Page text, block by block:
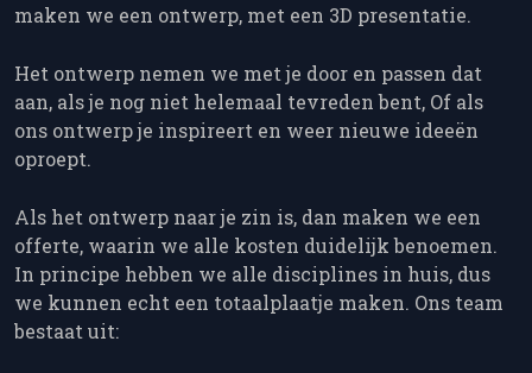
maken we een ontwerp, met een 3D presentatie.
Het ontwerp nemen we met je door en passen dat
aan, als je nog niet helemaal tevreden bent, Of als
ons ontwerp je inspireert en weer nieuwe ideeën
oproept.
Als het ontwerp naar je zin is, dan maken we een
offerte, waarin we alle kosten duidelijk benoemen.
In principe hebben we alle disciplines in huis, dus
we kunnen echt een totaalplaatje maken. Ons team
bestaat uit: